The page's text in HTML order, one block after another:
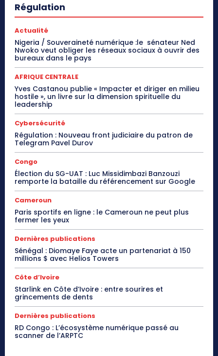
Régulation
Actualité
Nigeria / Souveraineté numérique :le sénateur Ned
Nwoko veut obliger les réseaux sociaux à ouvrir des
bureaux dans le pays
AFRIQUE CENTRALE
Yves Castanou publie « Impacter et diriger en milieu
hostile », un livre sur la dimension spirituelle du
leadership
Cybersécurité
Régulation : Nouveau front judiciaire du patron de
Telegram Pavel Durov
Congo
Élection du SG-UAT : Luc Missidimbazi Banzouzi
remporte la bataille du référencement sur Google
Cameroun
Paris sportifs en ligne : le Cameroun ne peut plus
fermer les yeux
Dernières publications
Sénégal : Diomaye Faye acte un partenariat à 150
millions $ avec Helios Towers
Côte d’Ivoire
Starlink en Côte d’Ivoire : entre sourires et
grincements de dents
Dernières publications
RD Congo : L’écosystème numérique passé au
scanner de l’ARPTC